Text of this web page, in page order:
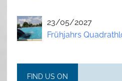
23/05/2027
Frühjahrs
FIND US ON